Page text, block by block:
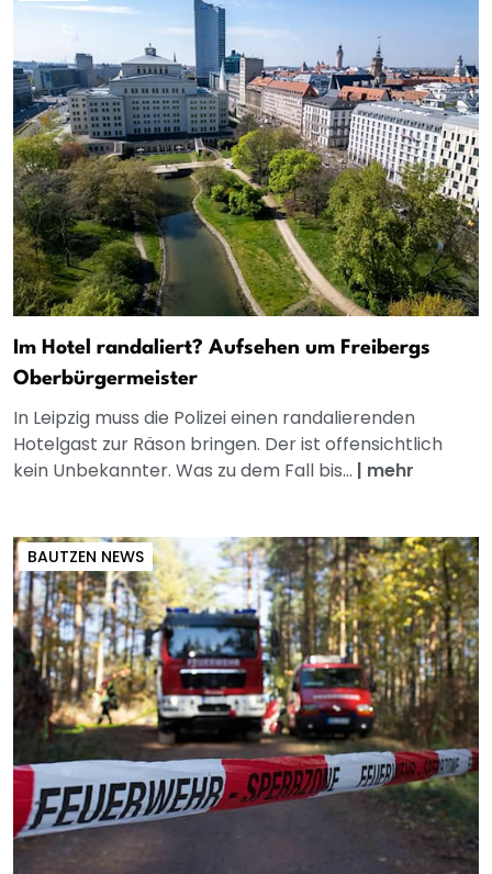
Im Hotel randaliert? Aufsehen um Freibergs
Oberbürgermeister
In Leipzig muss die Polizei einen randalierenden
Hotelgast zur Räson bringen. Der ist offensichtlich
kein Unbekannter. Was zu dem Fall bis... | mehr
BAUTZEN NEWS